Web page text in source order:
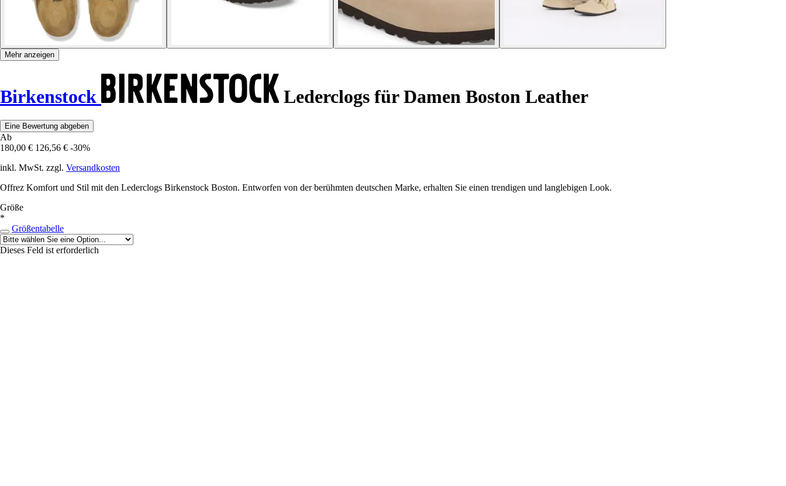
Mehr anzeigen
Birkenstock Lederclogs für Damen Boston Leather
Eine Bewertung abgeben
Ab
180,00 € 126,56 € -30%
inkl. MwSt. zzgl. Versandkosten
Offrez Komfort und Stil mit den Lederclogs Birkenstock Boston. Entworfen von der berühmten deutschen Marke, erhalten Sie einen trendigen und langlebigen Look.
Größe
*
Größentabelle
Dieses Feld ist erforderlich